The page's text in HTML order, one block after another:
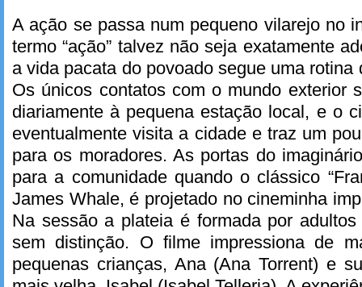
A ação se passa num pequeno vilarejo no
termo “ação” talvez não seja exatamente
a vida pacata do povoado segue uma rotina
Os únicos contatos com o mundo exterior
diariamente à pequena estação local, e o
eventualmente visita a cidade e traz um
para os moradores. As portas do
para a comunidade quando o clássico
James Whale, é projetado no cineminha
Na sessão a plateia é formada por
sem distinção. O filme impressiona de
pequenas crianças, Ana (Ana Torrent) e